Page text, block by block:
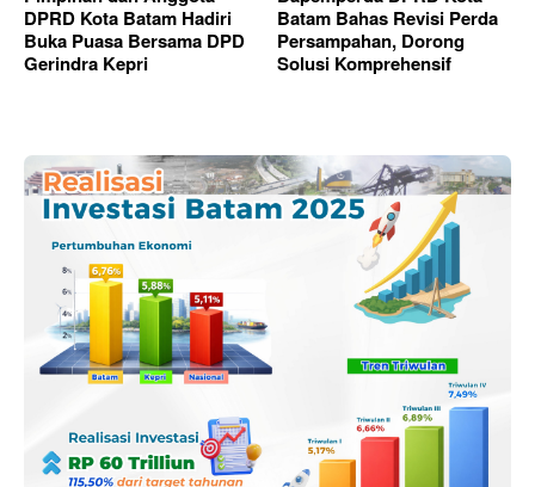
DPRD Kota Batam Hadiri
Buka Puasa Bersama DPD
Gerindra Kepri
Batam Bahas Revisi Perda
Persampahan, Dorong
Solusi Komprehensif